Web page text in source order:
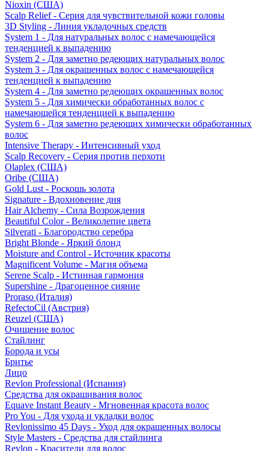
Nioxin (США)
Scalp Relief - Серия для чувствительной кожи головы
3D Styling - Линия укладочных средств
System 1 - Для натуральных волос с намечающейся
тенденцией к выпадению
System 2 - Для заметно редеющих натуральных волос
System 3 - Для окрашенных волос с намечающейся
тенденцией к выпадению
System 4 - Для заметно редеющих окрашенных волос
System 5 - Для химически обработанных волос с
намечающейся тенденцией к выпадению
System 6 - Для заметно редеющих химически обработанных
волос
Intensive Therapy - Интенсивный уход
Scalp Recovery - Серия против перхоти
Olaplex (США)
Oribe (США)
Gold Lust - Роскошь золота
Signature - Вдохновение дня
Hair Alchemy - Сила Возрождения
Beautiful Color - Великолепие цвета
Silverati - Благородство серебра
Bright Blonde - Яркий блонд
Moisture and Control - Источник красоты
Magnificent Volume - Магия объема
Serene Scalp - Истинная гармония
Supershine - Драгоценное сияние
Proraso (Италия)
RefectoCil (Австрия)
Reuzel (США)
Очищение волос
Стайлинг
Борода и усы
Бритье
Лицо
Revlon Professional (Испания)
Средства для окрашивания волос
Equave Instant Beauty - Мгновенная красота волос
Pro You - Для ухода и укладки волос
Revlonissimo 45 Days - Уход для окрашенных волосы
Style Masters - Средства для стайлинга
Revlon - Красители для волос